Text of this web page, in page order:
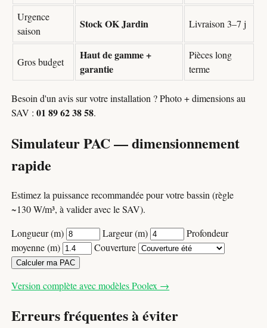
Urgence
saison
Stock OK Jardin Livraison 3–7 j
Gros budget
Haut de gamme +
garantie
Pièces long
terme
Besoin d'un avis sur votre installation ? Photo + dimensions au
SAV :01 89 62 38 58.
Simulateur PAC — dimensionnement
rapide
Estimez la puissance recommandée pour votre bassin (règle
~130 W/m³, à valider avec le SAV).
Longueur (m)
Largeur (m)
Profondeur
moyenne (m)
Couverture
Calculer ma PAC
Version complète avec modèles Poolex →
Erreurs fréquentes à éviter